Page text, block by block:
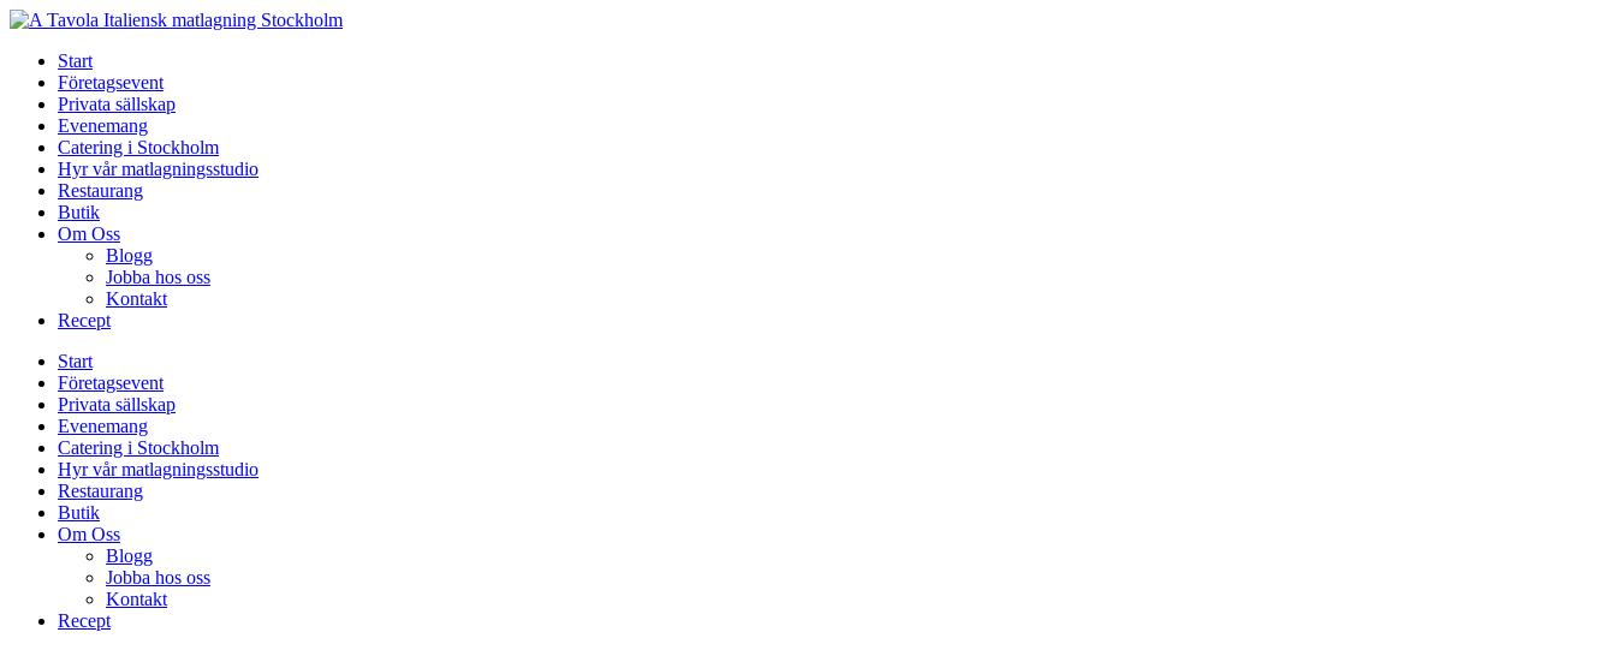
Skip
contentStart
Företagsevent
Privata sällskap
Evenemang
Catering i Stockholm
Hyr vår matlagningsstudio
Restaurang
Butik
Om Oss
Blogg
Jobba hos oss
Kontakt
Recept
Start
Företagsevent
Privata sällskap
Evenemang
Catering i Stockholm
Hyr vår matlagningsstudio
Restaurang
Butik
Om Oss
Blogg
Jobba hos oss
Kontakt
Recept